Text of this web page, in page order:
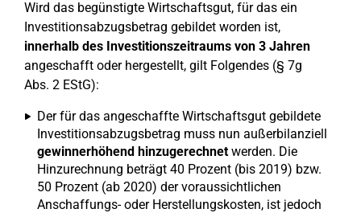
Wird das begünstigte Wirtschaftsgut, für das ein
Investitionsabzugsbetrag gebildet worden ist,
innerhalb des Investitionszeitraums von 3 Jahren
angeschafft oder hergestellt, gilt Folgendes (§ 7g
Abs. 2 EStG):
Der für das angeschaffte Wirtschaftsgut gebildete
Investitionsabzugsbetrag muss nun außerbilanziell
gewinnerhöhend hinzugerechnetwerden. Die
Hinzurechnung beträgt 40 Prozent (bis 2019) bzw.
50 Prozent (ab 2020) der voraussichtlichen
Anschaffungs- oder Herstellungskosten, ist jedoch